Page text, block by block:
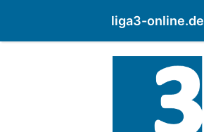
liga3-online.de